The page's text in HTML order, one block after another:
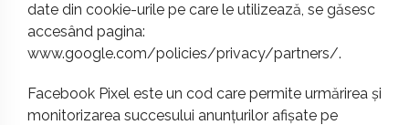
date din cookie-urile pe care le utilizează, se găsesc
accesând pagina:
www.google.com/policies/privacy/partners/.
Facebook Pixel este un cod care permite urmărirea și
monitorizarea succesului anunțurilor afișate pe